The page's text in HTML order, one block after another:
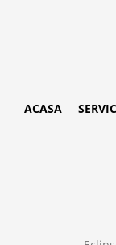
ACASA